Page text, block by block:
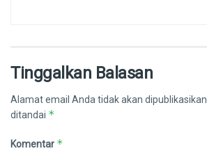
Tinggalkan Balasan
Alamat email Anda tidak akan dipublikasikan.
ditandai *
Komentar *